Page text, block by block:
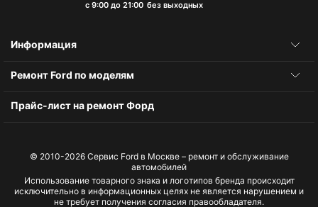
с 9:00 до 21:00 без выходных
Информация
Ремонт Ford по моделям
Прайс-лист на ремонт Форд
© 2010-2026 Сервис Ford в Москве – ремонт и обслуживание
автомобилей
Использование товарного знака и логотипов бренда происходит
исключительно в информационных целях не является нарушением и
не требует получения согласия правообладателя.